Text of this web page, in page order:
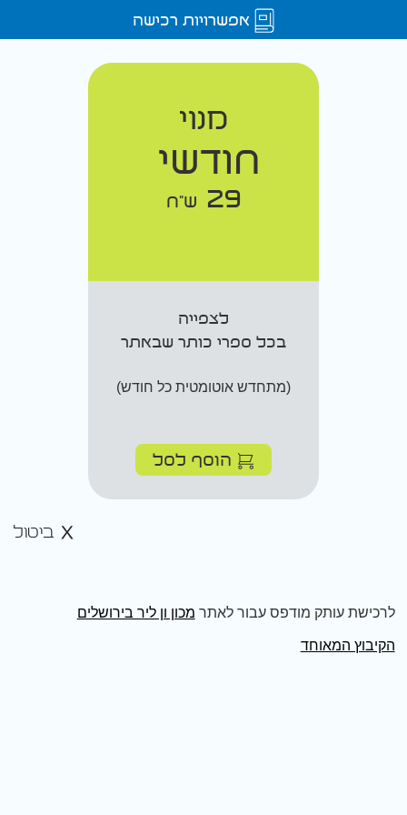
אפשרויות רכישה
מנוי
חודשי
29 ש"ח
לצפייה
בכל ספרי כותר שבאתר
(מתחדש אוטומטית כל חודש)
הוסף לסל
ביטול
לרכישת עותק מודפס עבור לאתר מכון ון ליר בירושלים
הקיבוץ המאוחד